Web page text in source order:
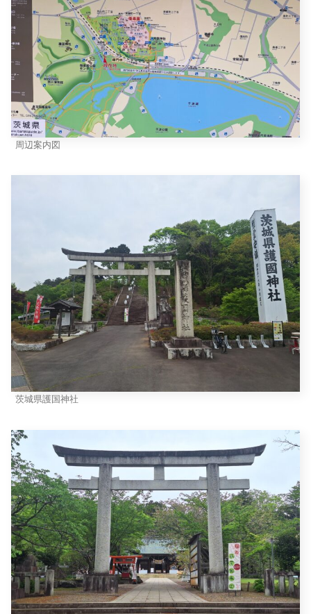
周辺案内図
茨城県護国神社